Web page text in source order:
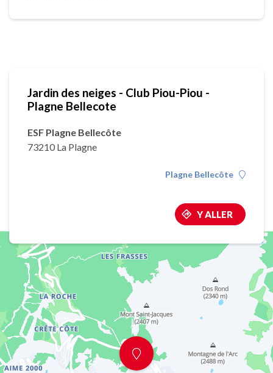
Jardin des neiges - Club Piou-Piou -
Plagne Bellecote
ESF Plagne Bellecôte
73210 La Plagne
Plagne Bellecôte
Y ALLER